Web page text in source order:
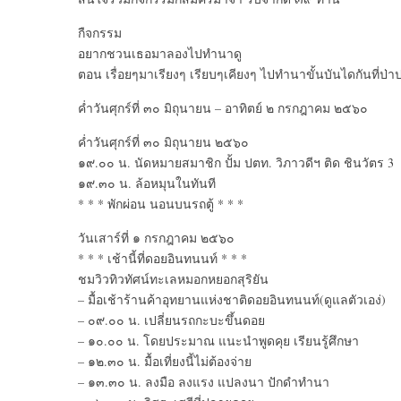
กืจกรรม
อยากชวนเธอมาลองไปทำนาดู
ตอน เรื่อยๆมาเรียงๆ เรียบๆเคียงๆ ไปทำนาขั้นบันไดกันที่ป่า
ค่ำวันศุกร์ที่ ๓๐ มิถุนายน – อาทิตย์ ๒ กรกฎาคม ๒๕๖๐
ค่ำวันศุกร์ที่ ๓๐ มิถุนายน ๒๕๖๐
๑๙.๐๐ น. นัดหมายสมาชิก ปั้ม ปตท. วิภาวดีฯ ติด ชินวัตร 3
๑๙.๓๐ น. ล้อหมุนในทันที
* * * พักผ่อน นอนบนรถตู้ * * *
วันเสาร์ที่ ๑ กรกฎาคม ๒๕๖๐
* * * เช้านี้ที่ดอยอินทนนท์ * * *
ชมวิวทิวทัศน์ทะเลหมอกหยอกสุริยัน
– มื้อเช้าร้านค้าอุทยานแห่งชาติดอยอินทนนท์(ดูแลตัวเอง่)
– ๐๙.๐๐ น. เปลี่ยนรถกะบะขึ้นดอย
– ๑๐.๐๐ น. โดยประมาณ แนะนำพูดคุย เรียนรู้ศึกษา
– ๑๒.๓๐ น. มื้อเที่ยงนี้ไม่ต้องจ่าย
– ๑๓.๓๐ น. ลงมือ ลงแรง แปลงนา ปักดำทำนา